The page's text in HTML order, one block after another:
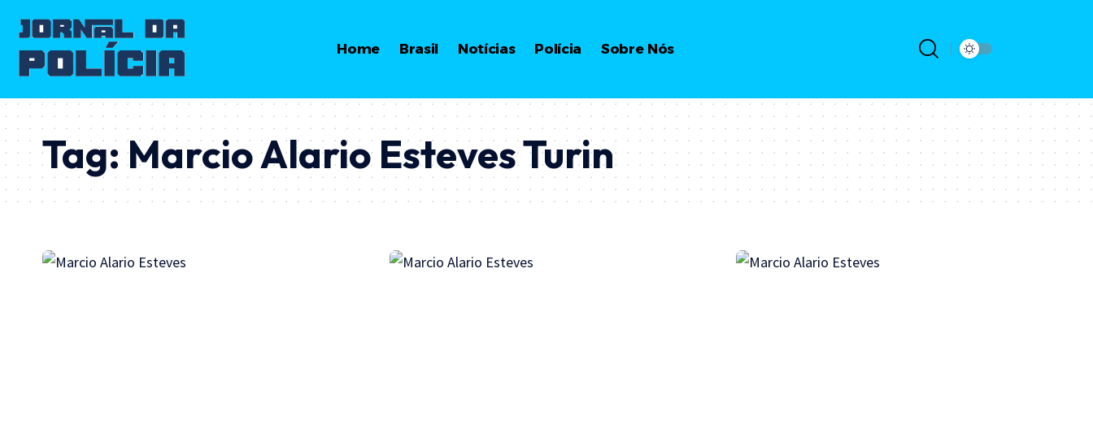
Home Brasil Notícias Polícia Sobre Nós
Tag:Marcio Alario Esteves Turin